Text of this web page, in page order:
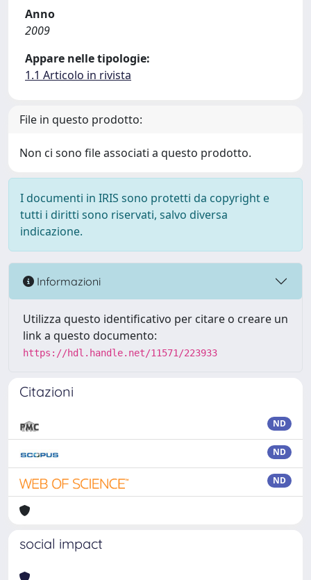
Anno
2009
Appare nelle tipologie:
1.1 Articolo in rivista
File in questo prodotto:
Non ci sono file associati a questo prodotto.
I documenti in IRIS sono protetti da copyright e
tutti i diritti sono riservati, salvo diversa
indicazione.
Informazioni
Utilizza questo identificativo per citare o creare un
link a questo documento:
https://hdl.handle.net/11571/223933
Citazioni
ND
ND
ND
social impact